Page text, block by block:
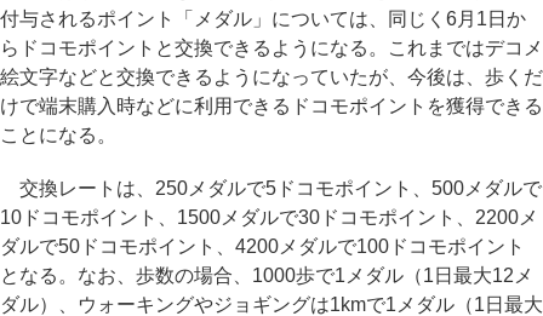
付与されるポイント「メダル」については、同じく6月1日か
らドコモポイントと交換できるようになる。これまではデコメ
絵文字などと交換できるようになっていたが、今後は、歩くだ
けで端末購入時などに利用できるドコモポイントを獲得できる
ことになる。
交換レートは、250メダルで5ドコモポイント、500メダルで
10ドコモポイント、1500メダルで30ドコモポイント、2200メ
ダルで50ドコモポイント、4200メダルで100ドコモポイント
となる。なお、歩数の場合、1000歩で1メダル（1日最大12メ
ダル）、ウォーキングやジョギングは1kmで1メダル（1日最大